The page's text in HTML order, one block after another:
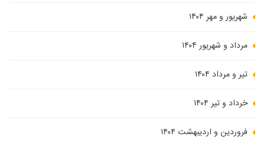
شهریور و مهر ۱۴۰۴
مرداد و شهریور ۱۴۰۴
تیر و مرداد ۱۴۰۴
خرداد و تیر ۱۴۰۴
فروردین و اردیبهشت ۱۴۰۴